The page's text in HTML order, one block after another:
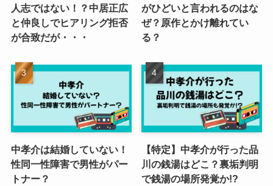
人志ではない！？中居正広
と仲良しでヒアリング拒否
が合致だが・・・
がひどいと言われるのはな
ぜ？原作とかけ離れてい
る？
中孝介は結婚していない！
性同一性障害で男性がパー
トナー？
【特定】中孝介が行った品
川の銭湯はどこ？裏垢判明
で銭湯の場所発覚か!?